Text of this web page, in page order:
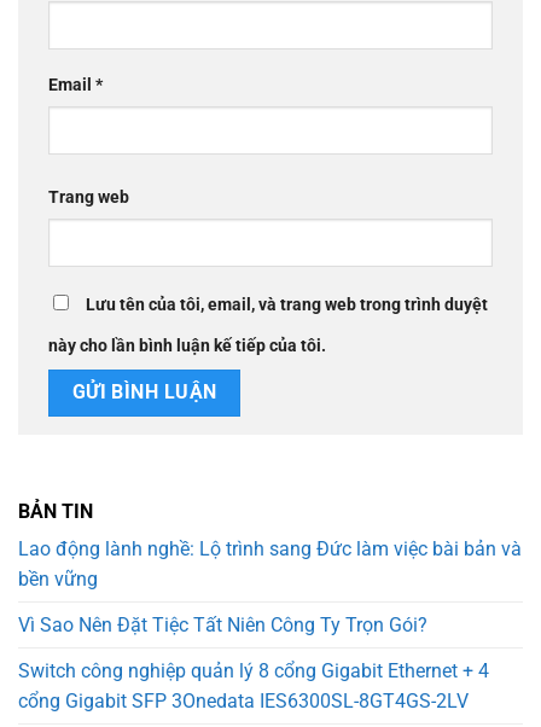
Email *
Trang web
Lưu tên của tôi, email, và trang web trong trình duyệt
này cho lần bình luận kế tiếp của tôi.
BẢN TIN
Lao động lành nghề: Lộ trình sang Đức làm việc bài bản và
bền vững
Vì Sao Nên Đặt Tiệc Tất Niên Công Ty Trọn Gói?
Switch công nghiệp quản lý 8 cổng Gigabit Ethernet + 4
cổng Gigabit SFP 3Onedata IES6300SL-8GT4GS-2LV